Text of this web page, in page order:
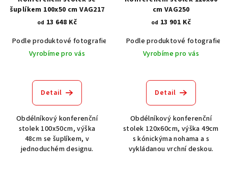
šuplíkem 100x50 cm VAG217
od 13 648 Kč
Podle produktové fotografie
Akát vintage BT1551
Dub světlý
Vyrobíme pro vás
Detail
Obdélníkový konferenční
stolek 100x50cm, výška
48cm se šuplíkem, v
jednoduchém designu.
cm VAG250
od 13 901 Kč
Podle produktové fotografie
Vyrobíme pro vás
Detail
Obdélníkový konferenční
stolek 120x60cm, výška 49cm
s kónickýma nohama a s
vykládanou vrchní deskou.